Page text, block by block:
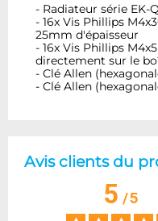
- Radiateur série EK-
- 16x Vis Phillips
25mm d'épaisseur
- 16x Vis Phillips
directement sur le
- Clé Allen
- Clé Allen
Avis clients du
5/5